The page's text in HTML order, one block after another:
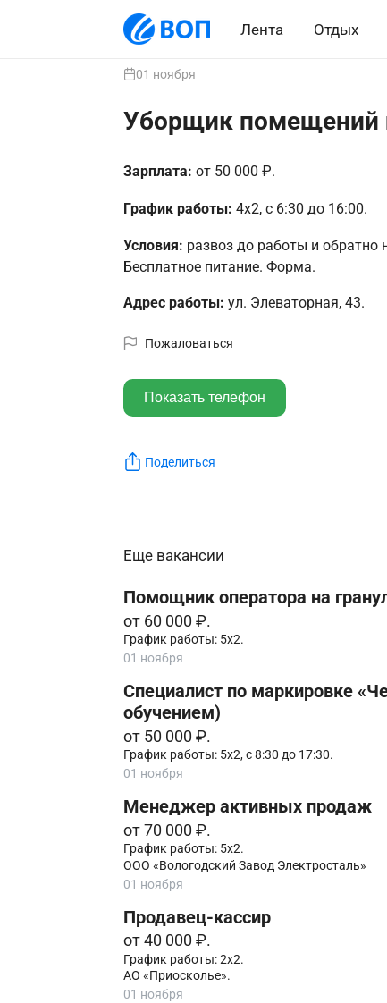
Лента Отдых
01 ноября
Уборщик помещений
Зарплата: от 50 000 ₽.
График работы: 4х2, с 6:30 до 16:00.
Условия: развоз до работы и обратно
Бесплатное питание. Форма.
Адрес работы: ул. Элеваторная, 43.
Пожаловаться
Показать телефон
Поделиться
Еще вакансии
Помощник оператора на
от 60 000 ₽.
График работы: 5х2.
01 ноября
Специалист по маркировке
обучением)
от 50 000 ₽.
График работы: 5х2, с 8:30 до 17:30.
01 ноября
Менеджер активных продаж
от 70 000 ₽.
График работы: 5х2.
ООО «Вологодский Завод Электросталь»
01 ноября
Продавец-кассир
от 40 000 ₽.
График работы: 2х2.
АО «Приосколье».
01 ноября